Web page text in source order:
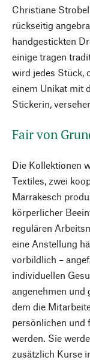
Christiane
rückseitig
handgestickten
einige tragen
wird jedes Stück,
einem Unikat mit
Stickerin,
Fair von
Die Kollektionen
Textiles, zwei
Marrakesch
körperlicher
regulären
eine Anstellung
vorbildlich –
individuellen
angenehmen und
dem die
persönlichen und
werden. Sie
zusätzlich Kurse